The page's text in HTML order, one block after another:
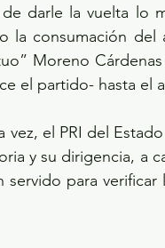
darle la vuelta lo
la consumación
Moreno
el partido- hasta el
vez, el PRI del
y su dirigencia, a
servido para